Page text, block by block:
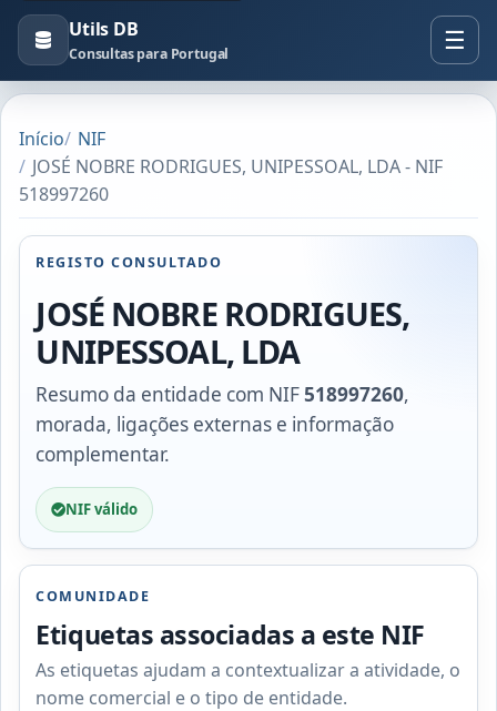
Utils DB
Consultas para Portugal
Início
NIF
JOSÉ NOBRE RODRIGUES, UNIPESSOAL, LDA - NIF
518997260
REGISTO CONSULTADO
JOSÉ NOBRE RODRIGUES,
UNIPESSOAL, LDA
Resumo da entidade com NIF518997260,
morada, ligações externas e informação
complementar.
NIF válido
COMUNIDADE
Etiquetas associadas a este NIF
As etiquetas ajudam a contextualizar a atividade, o
nome comercial e o tipo de entidade.